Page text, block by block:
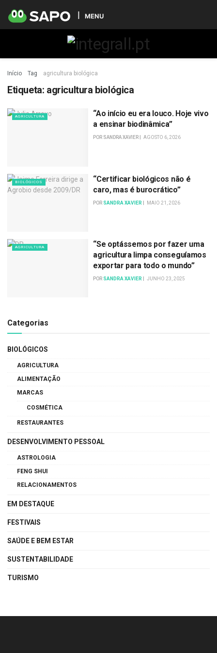
MENU
Início Tag agricultura biológica
Etiqueta: agricultura biológica
AGRICULTURA
“Ao início eu era louco. Hoje vivo
a ensinar biodinâmica”
POR SANDRA XAVIER AGOSTO 6, 2026
BIOLÓGICOS
“Certificar biológicos não é
caro, mas é burocrático”
POR SANDRA XAVIER MAIO 21, 2026
AGRICULTURA
“Se optássemos por fazer uma
agricultura limpa conseguíamos
exportar para todo o mundo”
POR SANDRA XAVIER JUNHO 23, 2025
Categorias
BIOLÓGICOS
AGRICULTURA
ALIMENTAÇÃO
MARCAS
COSMÉTICA
RESTAURANTES
DESENVOLVIMENTO PESSOAL
ASTROLOGIA
FENG SHUI
RELACIONAMENTOS
EM DESTAQUE
FESTIVAIS
SAÚDE E BEM ESTAR
SUSTENTABILIDADE
TURISMO